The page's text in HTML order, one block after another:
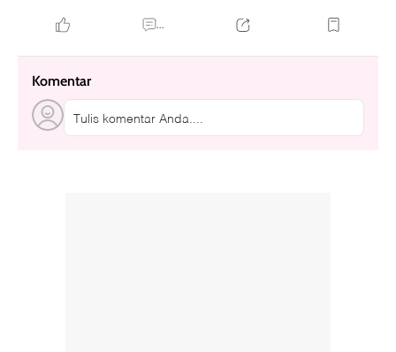
...
Komentar
Tulis komentar Anda....